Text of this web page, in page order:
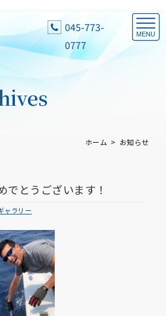
045-773-
0777
ホーム お知らせ
とうございます！
ャラリー